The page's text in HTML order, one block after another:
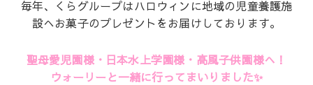
毎年、くらグループはハロウィンに地域の児童養護施
設へお菓子のプレゼントをお届けしております。
聖母愛児園様・日本水上学園様・高風子供園様へ！
ウォーリーと一緒に行ってまいりました✨